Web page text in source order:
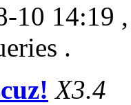
10 14:19
.
X3.4